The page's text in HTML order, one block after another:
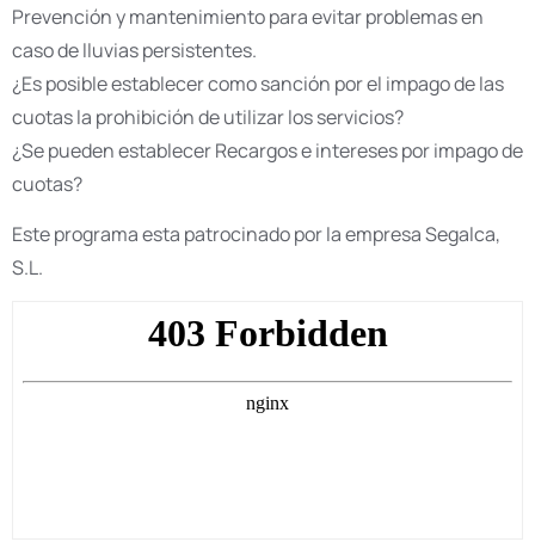
Prevención y mantenimiento para evitar problemas en
caso de lluvias persistentes.
¿Es posible establecer como sanción por el impago de las
cuotas la prohibición de utilizar los servicios?
¿Se pueden establecer Recargos e intereses por impago de
cuotas?
Este programa esta patrocinado por la empresa Segalca,
S.L.